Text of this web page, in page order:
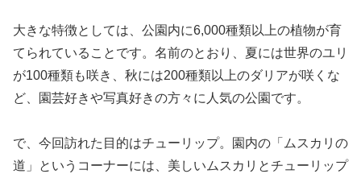
大きな特徴としては、公園内に6,000種類以上の植物が育
てられていることです。名前のとおり、夏には世界のユリ
が100種類も咲き、秋には200種類以上のダリアが咲くな
ど、園芸好きや写真好きの方々に人気の公園です。
で、今回訪れた目的はチューリップ。園内の「ムスカリの
道」というコーナーには、美しいムスカリとチューリップ